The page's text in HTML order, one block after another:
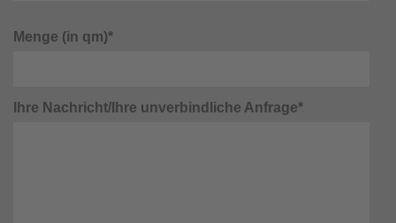
Menge (in qm)*
Ihre Nachricht/Ihre unverbindliche Anfrage*